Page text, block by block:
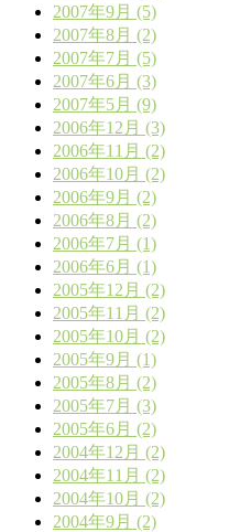
2007年9月 (5)
2007年8月 (2)
2007年7月 (5)
2007年6月 (3)
2007年5月 (9)
2006年12月 (3)
2006年11月 (2)
2006年10月 (2)
2006年9月 (2)
2006年8月 (2)
2006年7月 (1)
2006年6月 (1)
2005年12月 (2)
2005年11月 (2)
2005年10月 (2)
2005年9月 (1)
2005年8月 (2)
2005年7月 (3)
2005年6月 (2)
2004年12月 (2)
2004年11月 (2)
2004年10月 (2)
2004年9月 (2)